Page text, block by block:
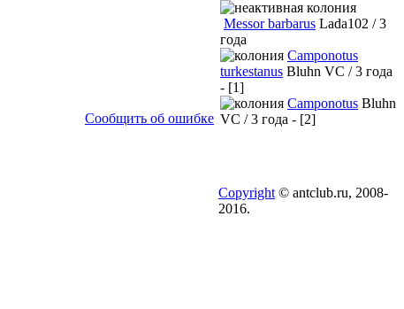
Сообщить об ошибке
Messor barbarus Lada102 / 3
года
Camponotus
turkestanus Bluhn VC / 3 года
- [1]
Camponotus Bluhn
VC / 3 года - [2]
Copyright © antclub.ru, 2008-
2016.